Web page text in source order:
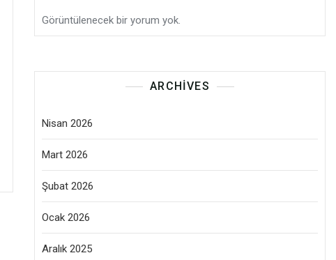
Görüntülenecek bir yorum yok.
ARCHIVES
Nisan 2026
Mart 2026
Şubat 2026
Ocak 2026
Aralık 2025